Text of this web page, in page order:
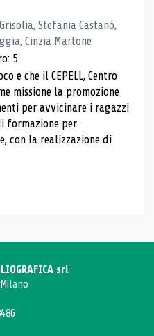
Stefania Castanò,
Cinzia Martone
5
e che il CEPELL, Centro
missione la promozione
per avvicinare i ragazzi
formazione per
con la realizzazione di
srl